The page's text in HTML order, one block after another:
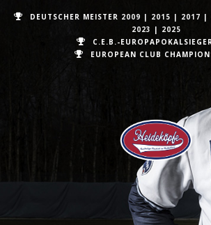
DEUTSCHER MEISTER 2009 | 2015 | 2017 |
2023 | 2025
C.E.B.-
EUROPEAN CLUB